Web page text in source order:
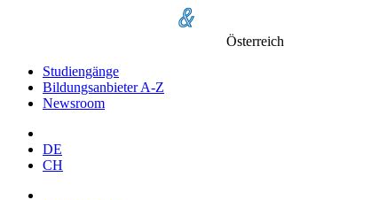
Österreich
Studiengänge
Bildungsanbieter A-Z
Newsroom
DE
CH